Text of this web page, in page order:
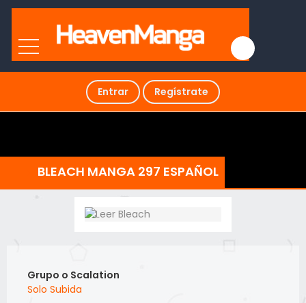
Entrar Regístrate
BLEACH MANGA 297 ESPAÑOL
Grupo o Scalation
Solo Subida